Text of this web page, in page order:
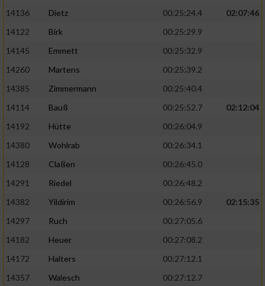
14136
Dietz 00:25:24.4
02:07:46
14122
Birk
00:25:29.9
14145
Emmett
00:25:32.9
14260
Martens
00:25:39.2
14385
Zimmermann
00:25:40.4
14114
Bauß 00:25:52.7
02:12:04
14192
Hütte
00:26:04.9
14380
Wohlrab
00:26:34.1
14128
Claßen
00:26:45.0
14291
Riedel
00:26:48.2
14382
Yildirim 00:26:56.9
02:15:35
14297
Ruch
00:27:05.6
14182
Heuer
00:27:08.2
14172
Halters
00:27:12.1
14357
Walesch 00:27:12.7